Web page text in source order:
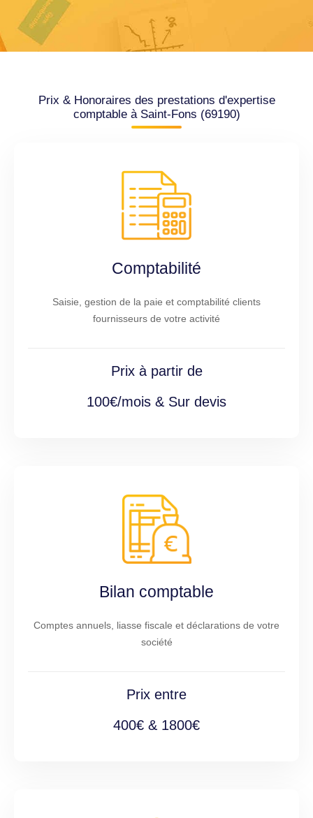
Prix & Honoraires des prestations d'expertise
comptable à Saint-Fons (69190)
Comptabilité
Saisie, gestion de la paie et comptabilité clients
fournisseurs de votre activité
Prix à partir de
100€/mois & Sur devis
Bilan comptable
Comptes annuels, liasse fiscale et déclarations de votre
société
Prix entre
400€ & 1800€